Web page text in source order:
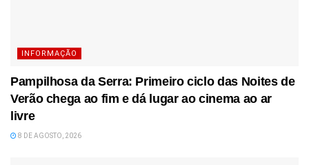
INFORMAÇÃO
Pampilhosa da Serra: Primeiro ciclo das Noites de
Verão chega ao fim e dá lugar ao cinema ao ar
livre
8 DE AGOSTO, 2026